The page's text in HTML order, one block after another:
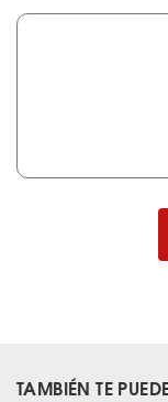
TAMBIÉN TE